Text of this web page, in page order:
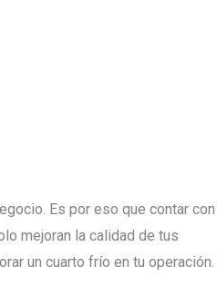
Es por eso que contar con
mejoran la calidad de tus
un cuarto frío en tu operación.